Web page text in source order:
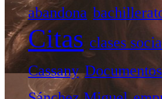
abandona
Citas clases
Cassany Documentos